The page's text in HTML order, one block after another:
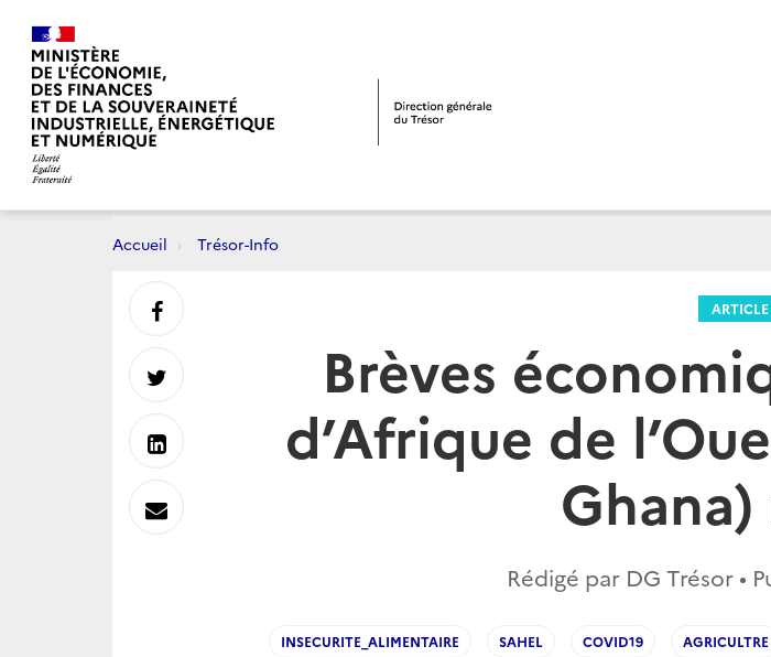
Accueil Trésor-Info
ARTICLE
Brèves
d’Afrique de
Ghana)
Rédigé par DG Trésor •
INSECURITE_ALIMENTAIRE SAHEL COVID19 AGRICULTRE
Partager
sur
Partager
sur
Partager
sur
Envoyer